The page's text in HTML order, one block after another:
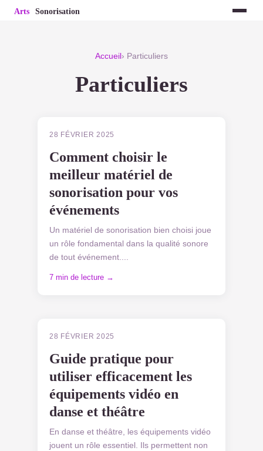
Accueil › Particuliers
Particuliers
PARTICULIERS
28 FÉVRIER 2025
Comment choisir le
meilleur matériel de
sonorisation pour vos
événements
Un matériel de sonorisation bien choisi joue
un rôle fondamental dans la qualité sonore
de tout événement....
7 min de lecture →
PARTICULIERS
28 FÉVRIER 2025
Guide pratique pour
utiliser efficacement les
équipements vidéo en
danse et théâtre
En danse et théâtre, les équipements vidéo
jouent un rôle essentiel. Ils permettent non